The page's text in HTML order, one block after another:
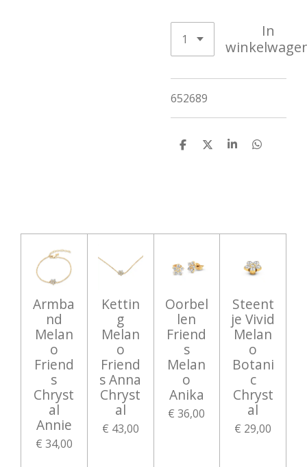
In
652689
D
D
S
D
Armba
nd
Melan
o
Friend
s
Chryst
al
Annie
€ 34,00
Kettin
g
Melan
o
Friend
s Anna
Chryst
al
€ 43,00
Oorbel
len
Friend
s
Melan
o
Anika
€ 36,00
Steent
je Vivid
Melan
o
Botani
c
Chryst
al
€ 29,00